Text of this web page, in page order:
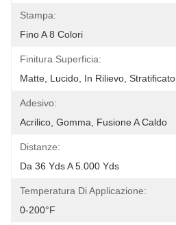
Stampa:
Fino A 8 Colori
Finitura Superficia:
Matte, Lucido, In Rilievo, Stratificato
Adesivo:
Acrilico, Gomma, Fusione A Caldo
Distanze:
Da 36 Yds A 5.000 Yds
Temperatura Di Applicazione:
0-200°F